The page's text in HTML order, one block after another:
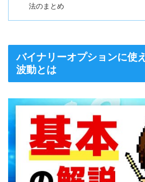
法のまとめ
バイナリーオプションに使
波動とは